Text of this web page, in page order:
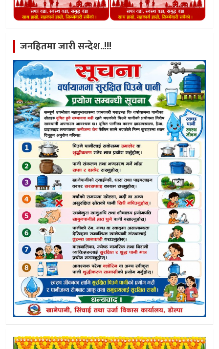
जनहितमा जारी सन्देश..!!!